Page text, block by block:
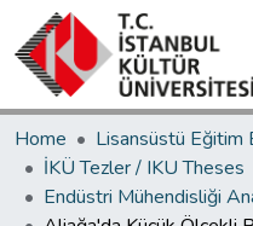
Home
İKÜ Tezler / IKU Theses